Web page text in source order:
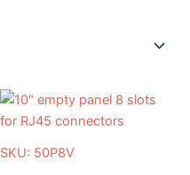
SKU: 50P8V